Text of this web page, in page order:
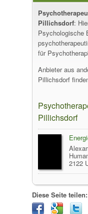
Pillichsdorf
Pillichsdorf:
Psychologische
für
Anbieter aus
Pillichsdorf
Pillichsdorf
2122
Diese Seite teilen: